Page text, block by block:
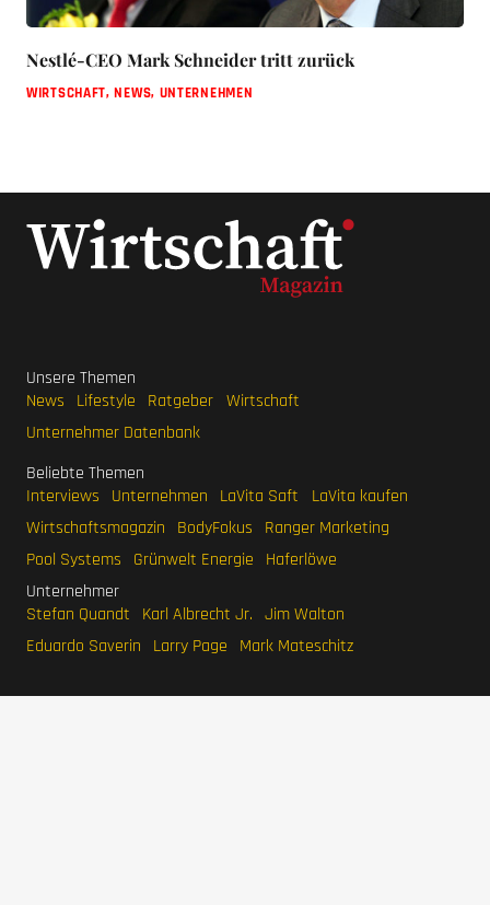
Nestlé-CEO Mark Schneider tritt zurück
WIRTSCHAFT,NEWS, UNTERNEHMEN
Unsere Themen
News
Lifestyle Ratgeber Wirtschaft
Unternehmer Datenbank
Beliebte Themen
Interviews
Unternehmen LaVita Saft
LaVita kaufen
Wirtschaftsmagazin
BodyFokus
Ranger Marketing
Pool Systems
Grünwelt Energie
Haferlöwe
Unternehmer
Stefan Quandt
Karl Albrecht Jr. Jim Walton
Eduardo Saverin
Larry Page Mark Mateschitz